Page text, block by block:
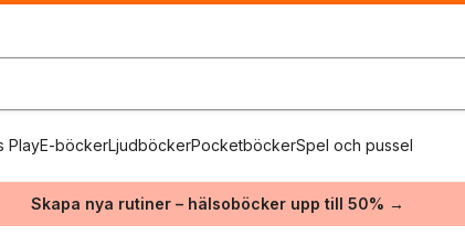
PlayE-böckerLjudböckerPocketböckerSpel och pussel
Skapa nya rutiner – hälsoböcker upp till 50% →